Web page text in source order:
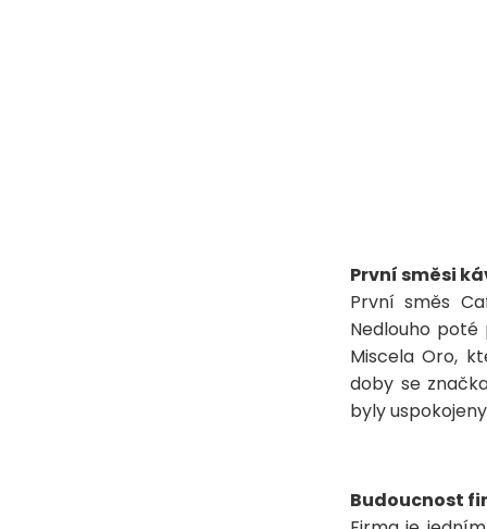
První směsi
První směs
Nedlouho poté
Miscela Oro,
doby se
byly
Budoucnost